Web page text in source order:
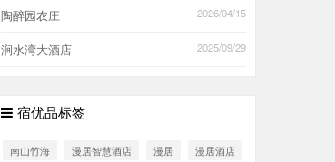
陶醉园农庄 2026/04/15
涧水湾大酒店 2025/09/29
宿优品标签
南山竹海 漫居智慧酒店 漫居
漫居酒店